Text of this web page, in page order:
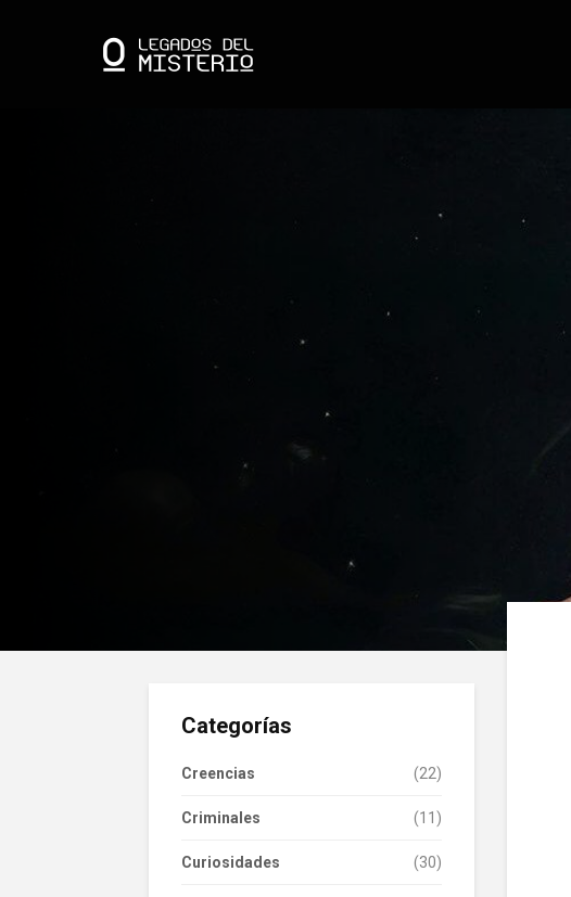
Categorías
Creencias (22)
Criminales (11)
Curiosidades (30)